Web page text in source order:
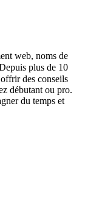
web, noms de
plus de 10
des conseils
débutant ou pro.
du temps et